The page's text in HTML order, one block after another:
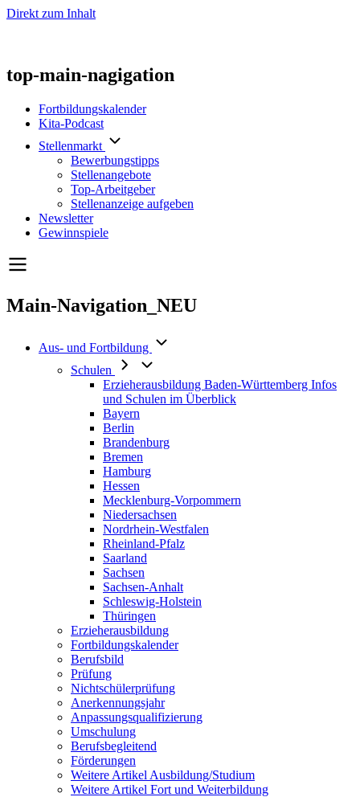
Direkt zum Inhalt
top-main-nagigation
Fortbildungskalender
Kita-Podcast
Stellenmarkt
Bewerbungstipps
Stellenangebote
Top-Arbeitgeber
Stellenanzeige aufgeben
Newsletter
Gewinnspiele
Main-Navigation_NEU
Aus- und Fortbildung
Schulen
Erzieherausbildung Baden-Württemberg Infos
und Schulen im Überblick
Bayern
Berlin
Brandenburg
Bremen
Hamburg
Hessen
Mecklenburg-Vorpommern
Niedersachsen
Nordrhein-Westfalen
Rheinland-Pfalz
Saarland
Sachsen
Sachsen-Anhalt
Schleswig-Holstein
Thüringen
Erzieherausbildung
Fortbildungskalender
Berufsbild
Prüfung
Nichtschülerprüfung
Anerkennungsjahr
Anpassungsqualifizierung
Umschulung
Berufsbegleitend
Förderungen
Weitere Artikel Ausbildung/Studium
Weitere Artikel Fort und Weiterbildung